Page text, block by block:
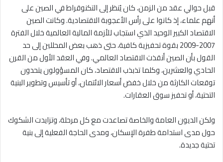
قبل حوالي عقد من الزمن، كان يُنظر إلى التكنوقراط في الصين على
أنهم علماء، إذ كانوا على رأس الأعجوبة الاقتصادية. وكانت الصين
الاقتصاد الكبير الوحيد الذي استجاب للأزمة المالية العالمية خلال الفترة
2007-2009 بقوة تحفيزية كافية، حتى ذهب بعض المحللين إلى حد
القول بأن الصين أنقذت الاقتصاد العالمي. وفي العقد الأول من القرن
الحادي والعشرين، وكلما تذبذب الاقتصاد، كان المسؤولون يتحدون
توقعات الكارثة من خلال خفض أسعار الائتمان، أو تأسيس وتطوير البنية
التحتية، أو تحفيز سوق العقارات.
ولكن الديون العامة والخاصة تصاعدت مع كل مرحلة، وتزايدت الشكوك
حول مدى استدامة طفرة الإسكان، ومدى الحاجة الفعلية إلى بنية
تحتية جديدة.